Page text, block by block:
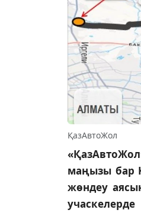
ҚазАвтоЖол
маңызы бар
жөндеу